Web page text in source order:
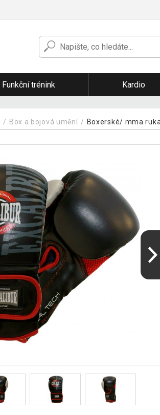
Funkční trénink Kardio
Box a bojová umění Boxerské/ mma